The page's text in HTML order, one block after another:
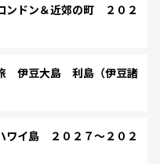
ドン＆近郊の町 ２０２
伊豆大島 利島（伊豆諸
イ島 ２０２７～２０２